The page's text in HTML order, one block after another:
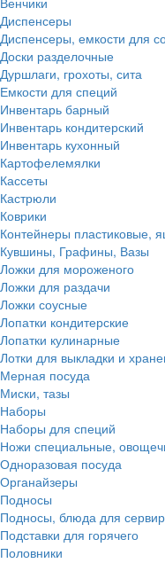
Диспенсеры
Диспенсеры, емкости для
Доски разделочные
Дуршлаги, грохоты, сита
Емкости для специй
Инвентарь барный
Инвентарь кондитерский
Инвентарь кухонный
Картофелемялки
Кассеты
Кастрюли
Коврики
Контейнеры пластиковые,
Кувшины, Графины, Вазы
Ложки для мороженого
Ложки для раздачи
Ложки соусные
Лопатки кондитерские
Лопатки кулинарные
Лотки для выкладки и
Мерная посуда
Миски, тазы
Наборы
Наборы для специй
Ножи специальные,
Одноразовая посуда
Органайзеры
Подносы
Подносы, блюда для
Подставки для горячего
Половники